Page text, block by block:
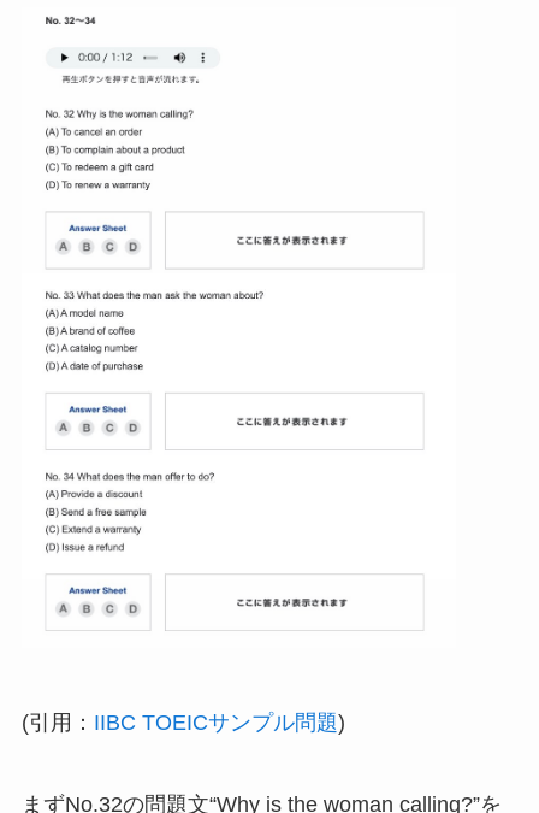
(引用： IIBC TOEICサンプル問題)
まずNo.32の問題文“Why is the woman calling?”を